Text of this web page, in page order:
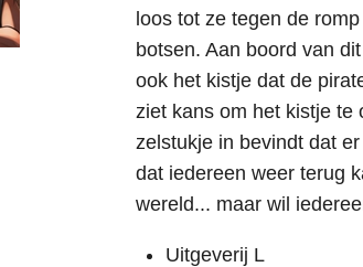
loos tot ze tegen de
botsen. Aan boord van
ook het kistje dat de
ziet kans om het kistje te
zelstukje in bevindt dat
dat iedereen weer terug
wereld... maar wil
Uitgeverij L